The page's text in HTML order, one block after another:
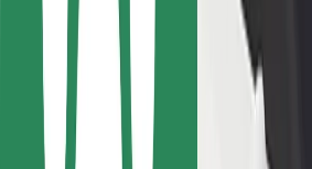
For passagerer
For chauffører
For leveringspersoner
Bolt Food